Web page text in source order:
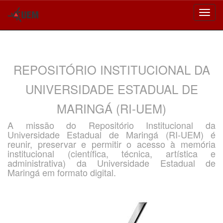
REPOSITÓRIO INSTITUCIONAL DA
UNIVERSIDADE ESTADUAL DE
MARINGÁ (RI-UEM)
A missão do Repositório Institucional da
Universidade Estadual de Maringá (RI-UEM) é
reunir, preservar e permitir o acesso à memória
institucional (científica, técnica, artística e
administrativa) da Universidade Estadual de
Maringá em formato digital.